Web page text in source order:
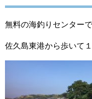
無料の海釣りセンターで
佐久島東港から歩いて